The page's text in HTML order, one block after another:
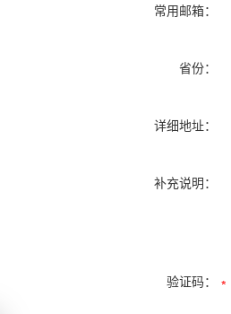
常用邮箱：
省份：
详细地址：
补充说明：
验证码：